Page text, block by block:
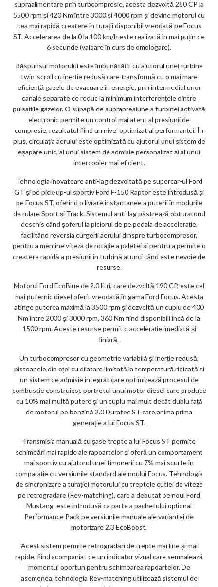
supraalimentare prin turbcompresie, acesta dezvoltă 280 CP la
5500 rpm și 420 Nm între 3000 și 4000 rpm și devine motorul cu
cea mai rapidă creștere în turații disponibil vreodată pe Focus
ST. Accelerarea de la 0 la 100 km/h este realizată în mai puțin de
6 secunde (valoare în curs de omologare).
Răspunsul motorului este îmbunătățit cu ajutorul unei turbine
twin-scroll cu inerție redusă care transformă cu o mai mare
eficiență gazele de evacuare în energie, prin intermediul unor
canale separate ce reduc la minimum interferențele dintre
pulsațiile gazelor. O supapă de suprapresiune a turbinei activată
electronic permite un control mai atent al presiunii de
compresie, rezultatul fiind un nivel optimizat al performanței. În
plus, circulația aerului este optimizată cu ajutorul unui sistem de
eșapare unic, al unui sistem de admisie personalizat și al unui
intercooler mai eficient.
Tehnologia inovatoare anti-lag dezvoltată pe supercar-ul Ford
GT și pe pick-up-ul sportiv Ford F-150 Raptor este introdusă și
pe Focus ST, oferind o livrare instantanee a puterii în modurile
de rulare Sport și Track. Sistemul anti-lag păstrează obturatorul
deschis când șoferul ia piciorul de pe pedala de accelerație,
facilitând reversia curgerii aerului dinspre turbocompresor,
pentru a menține viteza de rotație a paletei și pentru a permite o
creștere rapidă a presiunii în turbină atunci când este nevoie de
resurse.
Motorul Ford EcoBlue de 2.0 litri, care dezvoltă 190 CP, este cel
mai puternic diesel oferit vreodată în gama Ford Focus. Acesta
atinge puterea maximă la 3500 rpm și dezvoltă un cuplu de 400
Nm între 2000 și 3000 rpm, 360 Nm fiind disponibili încă de la
1500 rpm. Aceste resurse permit o accelerație imediată și
liniară.
Un turbocompresor cu geometrie variabilă și inerție redusă,
pistoanele din oțel cu dilatare limitată la temperatură ridicată și
un sistem de admisie integrat care optimizează procesul de
combustie construiesc portretul unui motor diesel care produce
cu 10% mai multă putere și un cuplu mai mult decât dublu față
de motorul pe benzină 2.0 Duratec ST care anima prima
generație a lui Focus ST.
Transmisia manuală cu șase trepte a lui Focus ST permite
schimbări mai rapide ale rapoartelor și oferă un comportament
mai sportiv cu ajutorul unei timonerii cu 7% mai scurte în
comparație cu versiunile standard ale noului Focus. Tehnologia
de sincronizare a turației motorului cu treptele cutiei de viteze
pe retrogradare (Rev-matching), care a debutat pe noul Ford
Mustang, este introdusă ca parte a pachetului opțional
Performance Pack pe versiunile manuale ale variantei de
motorizare 2.3 EcoBoost.
Acest sistem permite retrogradări de trepte mai line și mai
rapide, fiind acompaniat de un indicator vizual care semnalează
momentul oportun pentru schimbarea rapoartelor. De
asemenea, tehnologia Rev-matching utilizează sistemul de